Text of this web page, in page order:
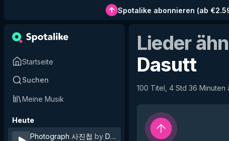
Spotalike abonnieren (ab
Startseite
Suchen
Meine Musik
Heute
Photograph 사진첩 by Dasutt
Lieder
Dasutt
100 Titel, 4 Std 36